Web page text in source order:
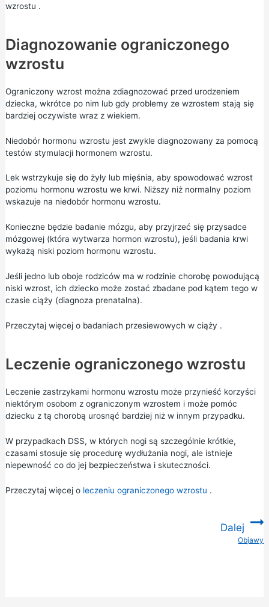
wzrostu .
Diagnozowanie ograniczonego
wzrostu
Ograniczony wzrost można zdiagnozować przed urodzeniem
dziecka, wkrótce po nim lub gdy problemy ze wzrostem stają się
bardziej oczywiste wraz z wiekiem.
Niedobór hormonu wzrostu jest zwykle diagnozowany za pomocą
testów stymulacji hormonem wzrostu.
Lek wstrzykuje się do żyły lub mięśnia, aby spowodować wzrost
poziomu hormonu wzrostu we krwi. Niższy niż normalny poziom
wskazuje na niedobór hormonu wzrostu.
Konieczne będzie badanie mózgu, aby przyjrzeć się przysadce
mózgowej (która wytwarza hormon wzrostu), jeśli badania krwi
wykażą niski poziom hormonu wzrostu.
Jeśli jedno lub oboje rodziców ma w rodzinie chorobę powodującą
niski wzrost, ich dziecko może zostać zbadane pod kątem tego w
czasie ciąży (diagnoza prenatalna).
Przeczytaj więcej o badaniach przesiewowych w ciąży .
Leczenie ograniczonego wzrostu
Leczenie zastrzykami hormonu wzrostu może przynieść korzyści
niektórym osobom z ograniczonym wzrostem i może pomóc
dziecku z tą chorobą urosnąć bardziej niż w innym przypadku.
W przypadkach DSS, w których nogi są szczególnie krótkie,
czasami stosuje się procedurę wydłużania nogi, ale istnieje
niepewność co do jej bezpieczeństwa i skuteczności.
Przeczytaj więcej o leczeniu ograniczonego wzrostu .
Dalej
Objawy